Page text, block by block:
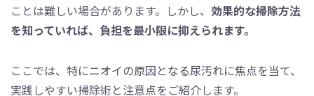
ことは難しい場合があります。しかし、 効果的な掃除方法
を知っていれば、負担を最小限に抑えられます。
ここでは、特にニオイの原因となる尿汚れに焦点を当て、
実践しやすい掃除術と注意点をご紹介します。